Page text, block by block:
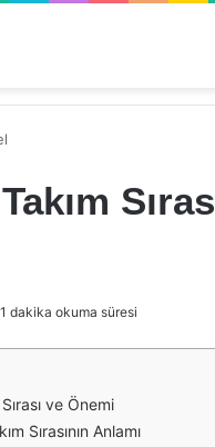
1 dakika okuma süresi
ve Önemi
Sırasının Anlamı